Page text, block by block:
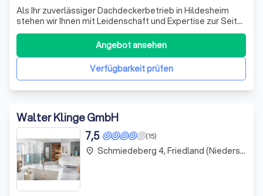
Als Ihr zuverlässiger Dachdeckerbetrieb in Hildesheim
stehen wir Ihnen mit Leidenschaft und Expertise zur Seite,
wenn es um Dachsanierung, Dachreparatur und
Denkmalschutz geht. Wir führen sämtliche Arbeiten rund
ums Dach aus – von der Dachdämmung über die
Flachdachabdichtung bis hin zur Installation
Verfügbarkeit prüfen
Angebot ansehen
Walter Klinge GmbH
(15)
7,5
place Schmiedeberg 4, Friedland (Niedersachsen)